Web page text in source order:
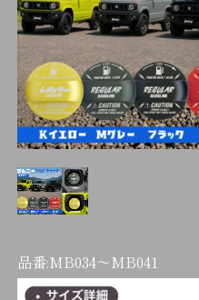
品番:MB034～MB041